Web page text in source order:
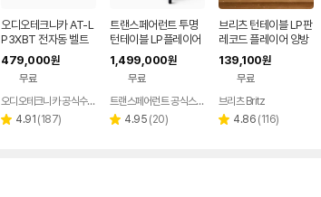
오디오테크니카 AT-L
P3XBT 전자동 벨트
드라이브 스테레오 무
선 블루투스 턴테이블
479,000원
무료
오디오테크니카 공식수입원
별 4.91 리
(187)
트랜스페어런트 투명
턴테이블 LP플레이어
1,499,000원
무료
트랜스페어런트 공식스토어
별 4.95 리
(20)
브리츠 턴테이블 LP판
레코드 플레이어 양방
향 블루투스 스피커 B
Z-AP40BT 우드
139,100원
무료
브리츠 Britz
별 4.86 리
(116)